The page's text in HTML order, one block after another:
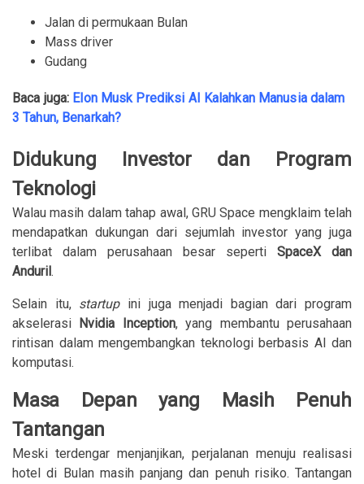
Jalan di permukaan Bulan
Mass driver
Gudang
Baca juga: Elon Musk Prediksi AI Kalahkan Manusia dalam
3 Tahun, Benarkah?
Didukung Investor dan Program
Teknologi
Walau masih dalam tahap awal, GRU Space mengklaim telah
mendapatkan dukungan dari sejumlah investor yang juga
terlibat dalam perusahaan besar seperti SpaceX dan
Anduril.
Selain itu, startupini juga menjadi bagian dari program
akselerasi Nvidia Inception, yang membantu perusahaan
rintisan dalam mengembangkan teknologi berbasis AI dan
komputasi.
Masa Depan yang Masih Penuh
Tantangan
Meski terdengar menjanjikan, perjalanan menuju realisasi
hotel di Bulan masih panjang dan penuh risiko. Tantangan